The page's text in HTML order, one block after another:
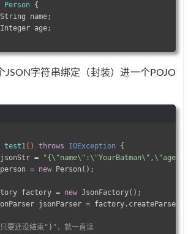
Person
{
String name;
Integer age;
JSON字符串绑定（封装）进一个POJO
test1() throws IOException {
=
=
new Person();
factory =
new JsonFactory();
jsonParser =
要还没结束"}"，就一直读